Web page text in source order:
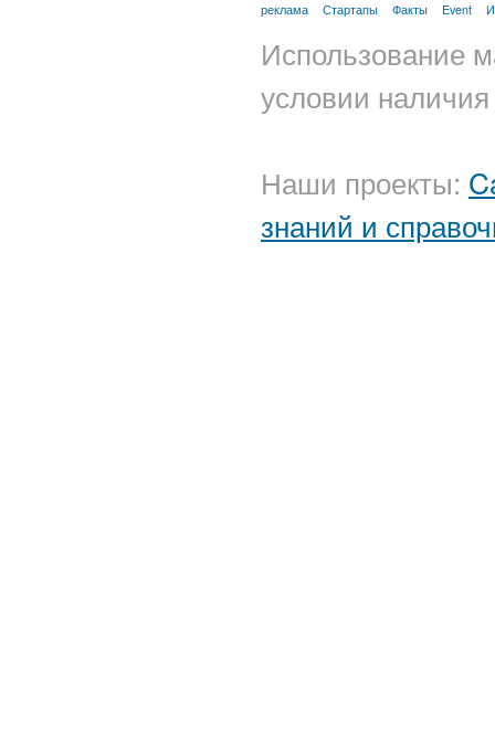
реклама
Стартапы Факты Event
Использование
условии
Наши проекты:
знаний и